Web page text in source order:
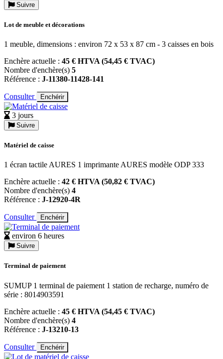
Suivre
Lot de meuble et décorations
1 meuble, dimensions : environ 72 x 53 x 87 cm - 3 caisses en bois
Enchère actuelle : 45 € HTVA (54,45 € TVAC)
Nombre d'enchère(s) 5
Référence : J-11380-11428-141
Consulter Enchérir
3 jours
Suivre
Matériel de caisse
1 écran tactile AURES 1 imprimante AURES modèle ODP 333
Enchère actuelle : 42 € HTVA (50,82 € TVAC)
Nombre d'enchère(s) 4
Référence : J-12920-4R
Consulter Enchérir
environ 6 heures
Suivre
Terminal de paiement
SUMUP 1 terminal de paiement 1 station de recharge, numéro de
série : 8014903591
Enchère actuelle : 45 € HTVA (54,45 € TVAC)
Nombre d'enchère(s) 4
Référence : J-13210-13
Consulter Enchérir